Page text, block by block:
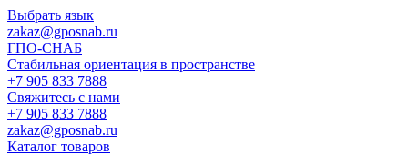
Выбрать язык
zakaz@gposnab.ru
ГПО-СНАБ
Стабильная ориентация в пространстве
+7 905 833 7888
Свяжитесь с нами
+7 905 833 7888
zakaz@gposnab.ru
Каталог товаров